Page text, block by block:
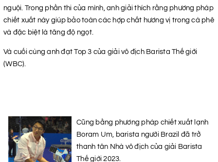
nguội. Trong phần thi của mình, anh giải thích rằng phương pháp
chiết xuất này giúp bảo toàn các hợp chất hương vị trong cà phê
và đặc biệt là tăng độ ngọt.
Và cuối cùng anh đạt Top 3 của giải vô địch Barista Thế giới
(WBC).
Cũng bằng phương pháp chiết xuất lạnh
Boram Um, barista người Brazil đã trở
thanh tân Nhà vô địch của giải Barista
Thế giới 2023.